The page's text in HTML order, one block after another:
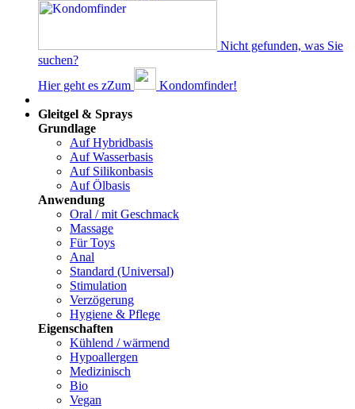
Nicht gefunden, was Sie
suchen?
Hier geht es zZum
Kondomfinder!
Gleitgel & Sprays
Grundlage
Auf Hybridbasis
Auf Wasserbasis
Auf Silikonbasis
Auf Ölbasis
Anwendung
Oral / mit Geschmack
Massage
Für Toys
Anal
Standard (Universal)
Stimulation
Verzögerung
Hygiene & Pflege
Eigenschaften
Kühlend / wärmend
Hypoallergen
Medizinisch
Bio
Vegan